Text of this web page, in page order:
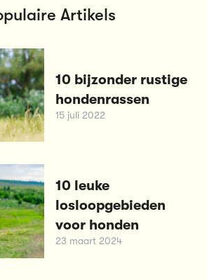
Artikels
10 bijzonder rustige
hondenrassen
15 juli 2022
10 leuke
losloopgebieden
voor honden
23 maart 2024